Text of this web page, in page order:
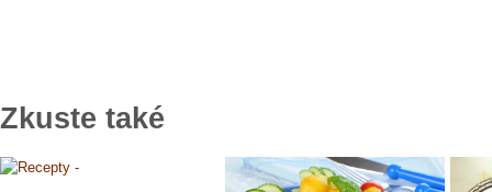
Zkuste také